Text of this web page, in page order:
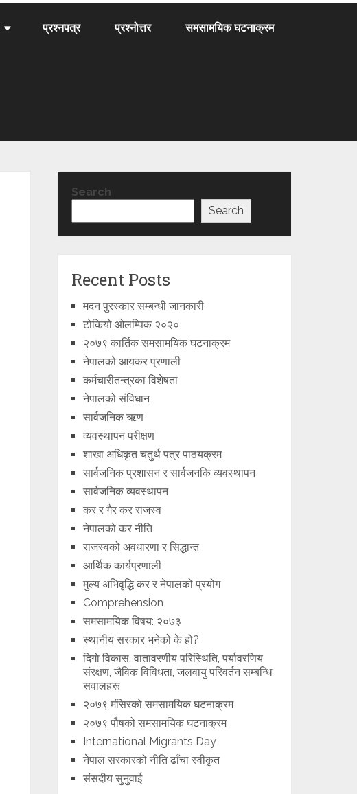
प्रश्नपत्र प्रश्नोत्तर समसामयिक घटनाक्रम
Search
Search
Recent Posts
मदन पुरस्कार सम्बन्धी जानकारी
टोकियो ओलम्पिक २०२०
२०७९ कार्तिक समसामयिक घटनाक्रम
नेपालको आयकर प्रणाली
कर्मचारीतन्त्रका विशेषता
नेपालको संविधान
सार्वजनिक ऋण
व्यवस्थापन परीक्षण
शाखा अधिकृत चतुर्थ पत्र पाठयक्रम
सार्वजनिक प्रशासन र सार्वजनकि व्यवस्थापन
सार्वजनिक व्यवस्थापन
कर र गैर कर राजस्व
नेपालको कर नीति
राजस्वको अवधारणा र सिद्धान्त
आर्थिक कार्यप्रणाली
मुल्य अभिवृद्धि कर र नेपालको प्रयोग
Comprehension
समसामयिक विषय: २०७३
स्थानीय सरकार भनेको के हो?
दिगाे विकास, वातावरणीय परिस्थिति, पर्यावरणिय
संरक्षण, जैविक विविधता, जलवायु परिवर्तन सम्बन्धि
सवालहरू
२०७९ मंसिरको समसामयिक घटनाक्रम
२०७९ पौषको समसामयिक घटनाक्रम
International Migrants Day
नेपाल सरकारको नीति ढाँचा स्वीकृत
संसदीय सुनुवाई